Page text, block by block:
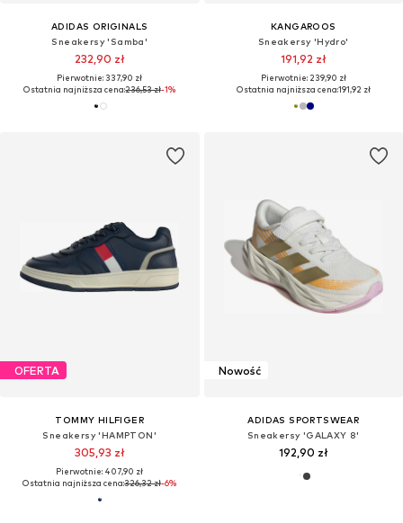
ADIDAS ORIGINALS
Sneakersy 'Samba'
232,90 zł
Pierwotnie: 337,90 zł
Ostatnia najniższa cena:236,53 zł-1%
KANGAROOS
Sneakersy 'Hydro'
191,92 zł
Pierwotnie: 239,90 zł
Ostatnia najniższa cena:191,92 zł
OFERTA
TOMMY HILFIGER
Sneakersy 'HAMPTON'
305,93 zł
Pierwotnie: 407,90 zł
Ostatnia najniższa cena:326,32 zł-6%
Nowość
ADIDAS SPORTSWEAR
Sneakersy 'GALAXY 8'
192,90 zł